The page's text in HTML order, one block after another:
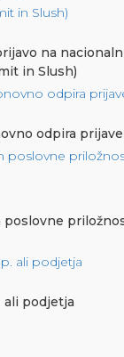
na
in Slush)
odpira prijave
ali podjetja